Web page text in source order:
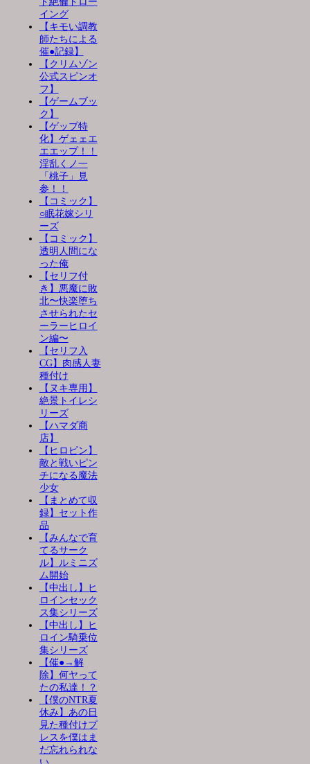
イング
【キモい調教
師たちによる
催●記録】
【クリムゾン
公式スピンオ
フ】
【ゲームブッ
ク】
【ゲップ特
化】ゲェェエ
エエップ！！
淫乱くノ一
「桃子」見
参！！
【コミック】
○眠花嫁シリ
ーズ
【コミック】
透明人間にな
った俺
【セリフ付
き】悪魔に敗
北〜快楽堕ち
させられたセ
ーラーヒロイ
ン編〜
【セリフ入
CG】肉感人妻
種付け
【ヌキ専用】
絶景トイレシ
リーズ
【ハマダ商
店】
【ヒロピン】
敵と戦いピン
チになる魔法
少女
【まとめて収
録】セット作
品
【みんなで育
てるサーク
ル】ルミニズ
ム開始
【中出し】ヒ
ロインセック
ス集シリーズ
【中出し】ヒ
ロイン騎乗位
集シリーズ
【催●→解
除】何ヤって
たの私達！？
【僕のNTR夏
休み】あの日
見た種付けプ
レスを僕はま
だ忘れられな